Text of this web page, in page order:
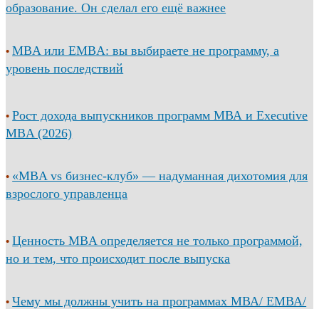
образование. Он сделал его ещё важнее
• MBA или EMBA: вы выбираете не программу, а
уровень последствий
• Рост дохода выпускников программ МВА и Executive
MBA (2026)
• «MBA vs бизнес-клуб» — надуманная дихотомия для
взрослого управленца
• Ценность MBA определяется не только программой,
но и тем, что происходит после выпуска
• Чему мы должны учить на программах МВА/ ЕМВА/